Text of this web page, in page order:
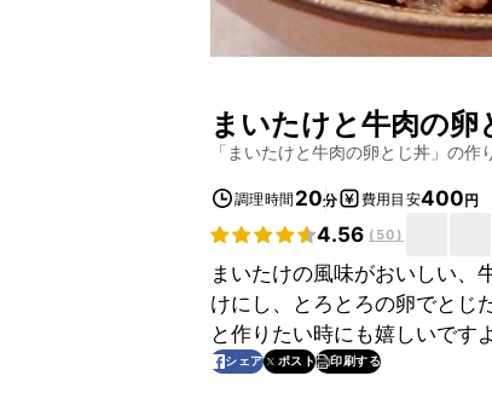
まいたけと牛肉の卵
「 まいたけと牛肉の卵とじ丼 」の作
調理時間 20分 費用目安400円
4.56 ( 50)
まいたけの風味がおいしい、
けにし、とろとろの卵でとじ
と作りたい時にも嬉しいです
シェア ポスト 印刷する